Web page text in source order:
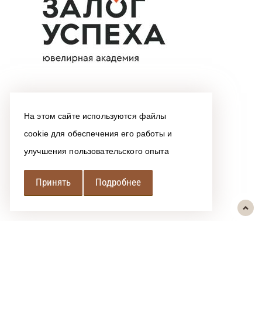
На этом сайте используются файлы
cookie для обеспечения его работы и
улучшения пользовательского опыта
Принять Подробнее